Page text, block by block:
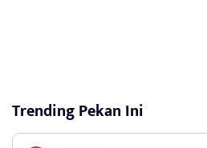
Trending Pekan Ini